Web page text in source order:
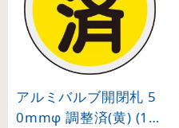
アルミバルブ開閉札 5
0mmφ 調整済(黄) (15